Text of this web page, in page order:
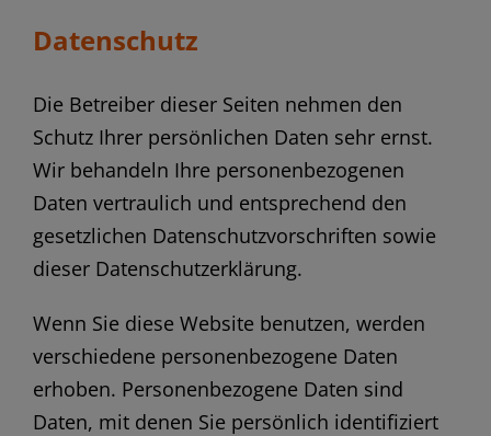
Datenschutz
Die Betreiber dieser Seiten nehmen den
Schutz Ihrer persönlichen Daten sehr ernst.
Wir behandeln Ihre personenbezogenen
Daten vertraulich und entsprechend den
gesetzlichen Datenschutzvorschriften sowie
dieser Datenschutzerklärung.
Wenn Sie diese Website benutzen, werden
verschiedene personenbezogene Daten
erhoben. Personenbezogene Daten sind
Daten, mit denen Sie persönlich identifiziert